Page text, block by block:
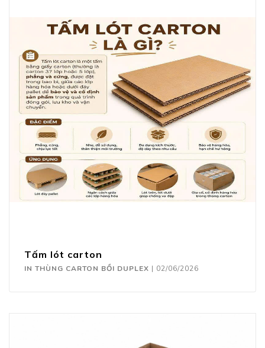
Tấm lót carton
IN THÙNG CARTON BỒI DUPLEX | 02/06/2026